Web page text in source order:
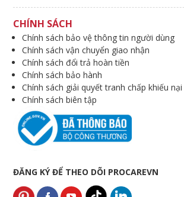
CHÍNH SÁCH
Chính sách bảo vệ thông tin người dùng
Chính sách vận chuyển giao nhận
Chính sách đổi trả hoàn tiền
Chính sách bảo hành
Chính sách giải quyết tranh chấp khiếu nại
Chính sách biên tập
ĐĂNG KÝ ĐỂ THEO DÕI PROCAREVN